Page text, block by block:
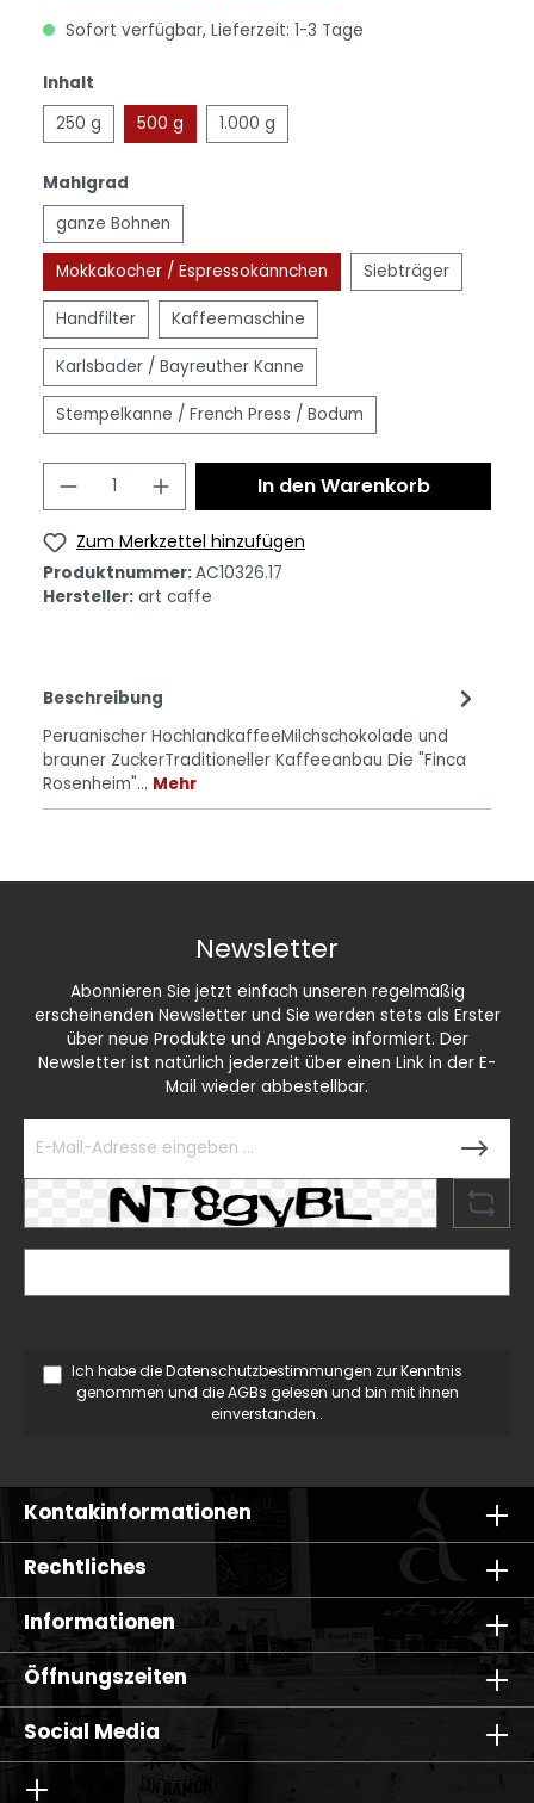
Sofort verfügbar, Lieferzeit: 1-3 Tage
Inhalt
250 g
500 g 1.000 g
Mahlgrad
ganze Bohnen
Mokkakocher / Espressokännchen Siebträger
Handfilter Kaffeemaschine
Karlsbader / Bayreuther Kanne
Stempelkanne / French Press / Bodum
In den Warenkorb
Zum Merkzettel hinzufügen
Produktnummer:AC10326.17
Hersteller: art caffe
Beschreibung
Peruanischer HochlandkaffeeMilchschokolade und
brauner ZuckerTraditioneller Kaffeeanbau Die "Finca
Rosenheim"… Mehr
Newsletter
Abonnieren Sie jetzt einfach unseren regelmäßig
erscheinenden Newsletter und Sie werden stets als Erster
über neue Produkte und Angebote informiert. Der
Newsletter ist natürlich jederzeit über einen Link in der E-
Mail wieder abbestellbar.
Ich habe dieDatenschutzbestimmungen zur Kenntnis
genommen und dieAGBs gelesen und bin mit ihnen
einverstanden..
Kontakinformationen
Rechtliches
Informationen
Öffnungszeiten
Social Media